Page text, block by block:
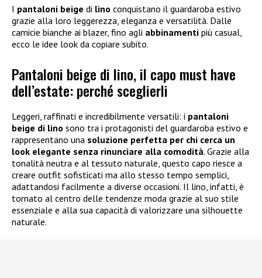
I pantaloni beige di lino conquistano il guardaroba estivo
grazie alla loro leggerezza, eleganza e versatilità. Dalle
camicie bianche ai blazer, fino agli abbinamenti più casual,
ecco le idee look da copiare subito.
Pantaloni beige di lino, il capo must have
dell’estate: perché sceglierli
Leggeri, raffinati e incredibilmente versatili: i pantaloni
beige di lino sono tra i protagonisti del guardaroba estivo e
rappresentano una soluzione perfetta per chi cerca un
look elegante senza rinunciare alla comodità. Grazie alla
tonalità neutra e al tessuto naturale, questo capo riesce a
creare outfit sofisticati ma allo stesso tempo semplici,
adattandosi facilmente a diverse occasioni. Il lino, infatti, è
tornato al centro delle tendenze moda grazie al suo stile
essenziale e alla sua capacità di valorizzare una silhouette
naturale.